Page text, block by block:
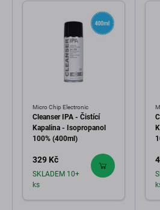
Micro Chip Electronic
Cleanser IPA - Čistící
Kapalina - Isopropanol
100% (400ml)
329 Kč
SKLADEM 10+
ks